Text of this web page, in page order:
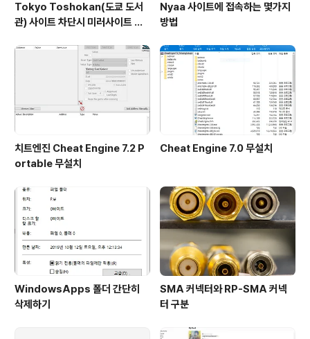
Tokyo Toshokan(도쿄 도서
관) 사이트 차단시 미러사이트 접
Nyaa 사이트에 접속하는 몇가지
방법
치트엔진 Cheat Engine 7.2 P
ortable 무설치
Cheat Engine 7.0 무설치
WindowsApps 폴더 간단히
삭제하기
SMA 커넥터와 RP-SMA 커넥
터 구분